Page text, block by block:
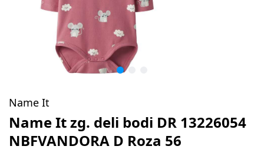
Name It
Name It zg. deli bodi DR 13226054
NBFVANDORA D Roza 56